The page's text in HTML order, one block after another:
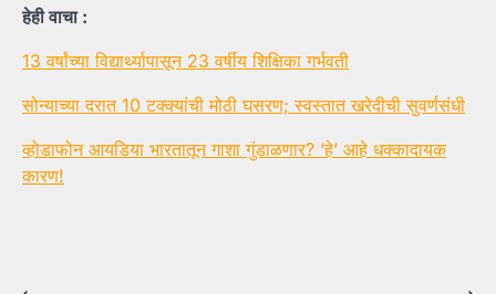
हेही वाचा :
13 वर्षांच्या विद्यार्थ्यापासून 23 वर्षीय शिक्षिका गर्भवती
सोन्याच्या दरात 10 टक्क्यांची मोठी घसरण; स्वस्तात खरेदीची सुवर्णसंधी
व्होडाफोन आयडिया भारतातून गाशा गुंडाळणार? ‘हे’ आहे धक्कादायक
कारण!